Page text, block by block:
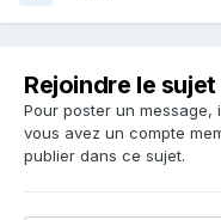
Rejoindre le
Pour poster un message,
vous avez un compte
publier dans ce sujet.